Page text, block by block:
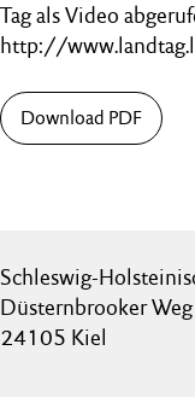
Tag als Video
http://
Download PDF
Schleswig-
Düsternbrooker
24105 Kiel